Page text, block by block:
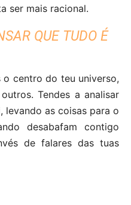
ser mais racional.
QUE TUDO É
centro do teu universo,
Tendes a analisar
as coisas para o
desabafam contigo
de falares das tuas